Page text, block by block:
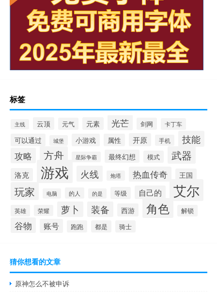
标签
主线 云顶 元气 元素 光芒 剑网 卡丁车
可以通过 城堡 小游戏 属性 开原 手机 技能
攻略 方舟 星际争霸 最终幻想 模式 武器
洛克 游戏 火线 炮塔 热血传奇 王国
玩家 电脑 的人 的是 等级 自己的 艾尔
英雄 荣耀 萝卜 装备 西游 角色 解锁
谷物 账号 跑跑 都是 骑士
猜你想看的文章
原神怎么不被申诉